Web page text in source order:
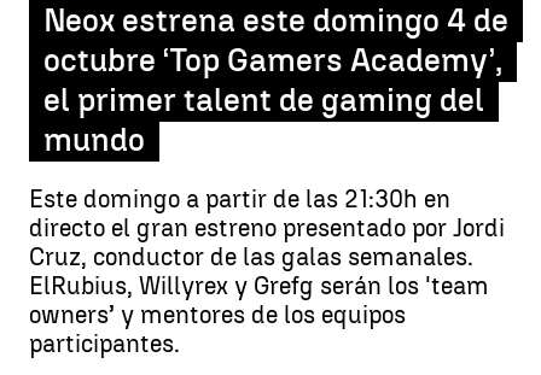
Neox estrena este domingo 4 de
octubre ‘Top Gamers Academy’,
el primer talent de gaming del
mundo
Este domingo a partir de las 21:30h en
directo el gran estreno presentado por Jordi
Cruz, conductor de las galas semanales.
ElRubius, Willyrex y Grefg serán los 'team
owners’ y mentores de los equipos
participantes.